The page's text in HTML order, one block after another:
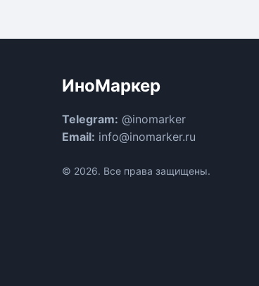
ИноМаркер
Telegram: @inomarker
Email: info@inomarker.ru
© 2026. Все права защищены.